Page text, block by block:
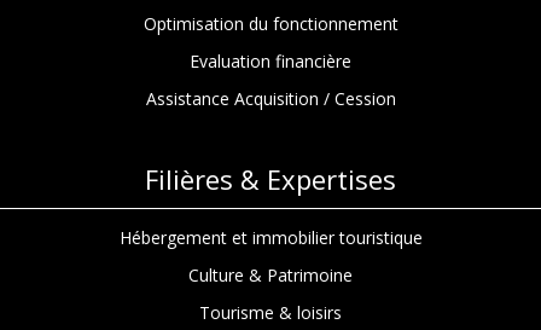
Optimisation du fonctionnement
Evaluation financière
Assistance Acquisition / Cession
Filières & Expertises
Hébergement et immobilier touristique
Culture & Patrimoine
Tourisme & loisirs